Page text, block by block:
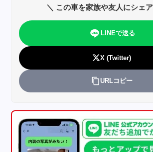
＼ この車を家族や友人にシェ
LINEで送る
X (Twitter)
URLコピー